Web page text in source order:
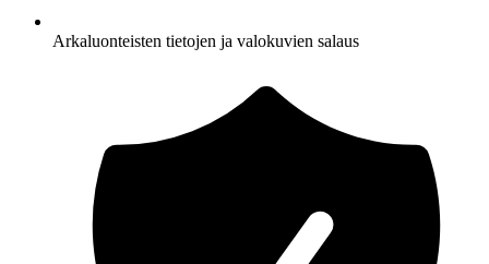
Arkaluonteisten tietojen ja valokuvien salaus